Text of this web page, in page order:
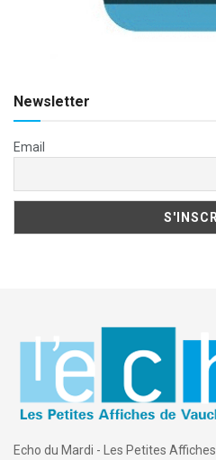
Newsletter
Email
Echo du Mardi - Les Petites